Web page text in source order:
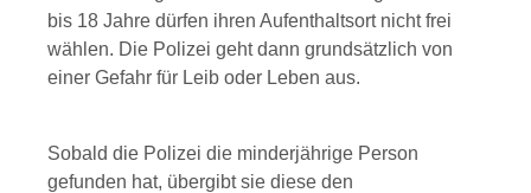
bis 18 Jahre dürfen ihren Aufenthaltsort nicht frei
wählen. Die Polizei geht dann grundsätzlich von
einer Gefahr für Leib oder Leben aus.
Sobald die Polizei die minderjährige Person
gefunden hat, übergibt sie diese den